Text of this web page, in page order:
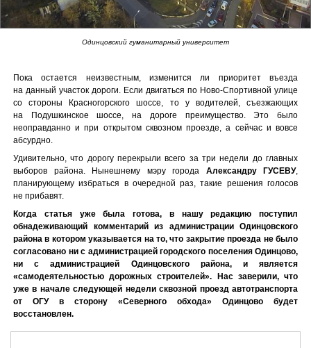
Одинцовский гуманитарный университет
Пока остается неизвестным, изменится ли приоритет въезда
на данный участок дороги. Если двигаться по Ново-Спортивной улице
со стороны Красногорского шоссе, то у водителей, съезжающих
на Подушкинское шоссе, на дороге преимущество. Это было
неоправданно и при открытом сквозном проезде, а сейчас и вовсе
абсурдно.
Удивительно, что дорогу перекрыли всего за три недели до главных
выборов района. Нынешнему мэру города Александру ГУСЕВУ,
планирующему избраться в очередной раз, такие решения голосов
не прибавят.
Когда статья уже была готова, в нашу редакцию поступил
обнадеживающий комментарий из администрации Одинцовского
района в котором указывается на то, что закрытие проезда не было
согласовано ни с администрацией городского поселения Одинцово,
ни с администрацией Одинцовского района, и является
«самодеятельностью дорожных строителей». Нас заверили, что
уже в начале следующей недели сквозной проезд автотранспорта
от ОГУ в сторону «Северного обхода» Одинцово будет
восстановлен.